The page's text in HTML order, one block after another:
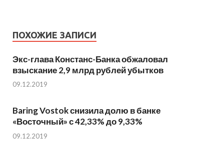
ПОХОЖИЕ ЗАПИСИ
Экс-глава Констанс-Банка обжаловал
взыскание 2,9 млрд рублей убытков
09.12.2019
Baring Vostok снизила долю в банке
«Восточный» с 42,33% до 9,33%
09.12.2019